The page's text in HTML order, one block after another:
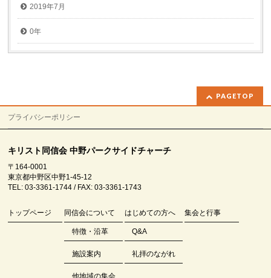
2019年7月
0年
PAGETOP
プライバシーポリシー
キリスト同信会 中野パークサイドチャーチ
〒164-0001
東京都中野区中野1-45-12
TEL: 03-3361-1744 / FAX: 03-3361-1743
トップページ 同信会について
特徴・沿革
施設案内
他地域の集会
はじめての方へ
Q&A
礼拝のながれ
集会と行事